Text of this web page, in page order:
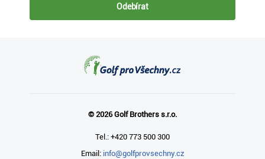
Odebírat
© 2026 Golf Brothers s.r.o.
Tel.: +420 773 500 300
Email: info@golfprovsechny.cz